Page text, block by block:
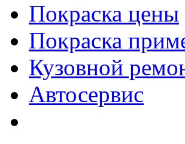
Покраска цены
Покраска
Кузовной
Автосервис